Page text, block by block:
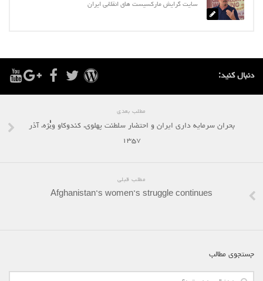
سایت گرایش مارکسیست های انقلابی ایران
دنبال کنید:
مطلب بعدی
بحران سرمایه داری ایران و احتضار سلطنت پهلوی، کندوکاو ويٰٰٰٰٰٰٰٰٰٰٰٰژه، آذر
۱۳۵۷
مطلب قبلی
Afghanistan’s women’s struggle continues
جستجوی مطالب